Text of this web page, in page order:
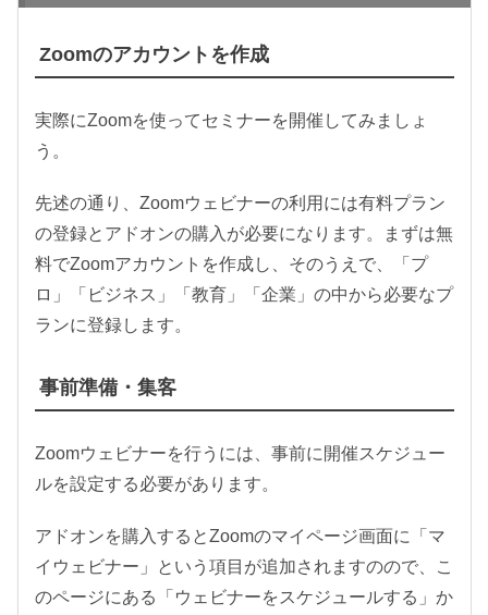
Zoomのアカウントを作成
実際にZoomを使ってセミナーを開催してみましょ
う。
先述の通り、Zoomウェビナーの利用には有料プラン
の登録とアドオンの購入が必要になります。まずは無
料でZoomアカウントを作成し、そのうえで、「プ
ロ」「ビジネス」「教育」「企業」の中から必要なプ
ランに登録します。
事前準備・集客
Zoomウェビナーを行うには、事前に開催スケジュー
ルを設定する必要があります。
アドオンを購入するとZoomのマイページ画面に「マ
イウェビナー」という項目が追加されますのので、こ
のページにある「ウェビナーをスケジュールする」か